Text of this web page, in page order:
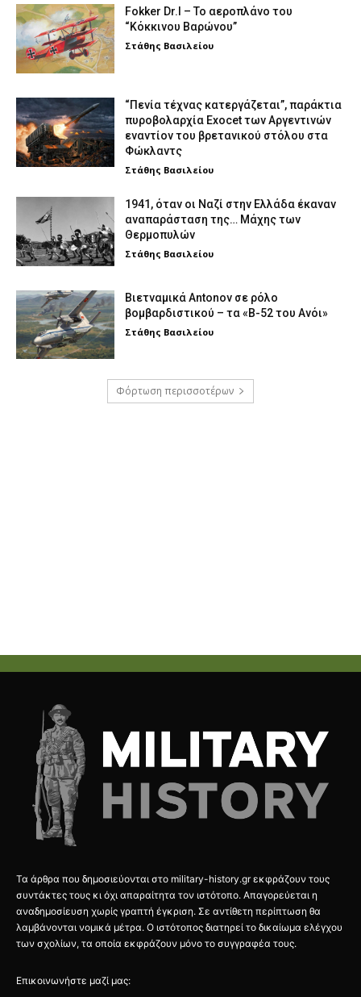
Fokker Dr.I – To αεροπλάνο του
“Κόκκινου Βαρώνου”
Στάθης Βασιλείου
“Πενία τέχνας κατεργάζεται”, παράκτια
πυροβολαρχία Exocet των Αργεντινών
εναντίον του βρετανικού στόλου στα
Φώκλαντς
Στάθης Βασιλείου
1941, όταν οι Ναζί στην Ελλάδα έκαναν
αναπαράσταση της… Μάχης των
Θερμοπυλών
Στάθης Βασιλείου
Βιετναμικά Antonov σε ρόλο
βομβαρδιστικού – τα «Β-52 του Ανόι»
Στάθης Βασιλείου
Φόρτωση περισσοτέρων
Τα άρθρα που δημοσιεύονται στο military-history.gr εκφράζουν τους
συντάκτες τους κι όχι απαραίτητα τον ιστότοπο. Απαγορεύεται η
αναδημοσίευση χωρίς γραπτή έγκριση. Σε αντίθετη περίπτωση θα
λαμβάνονται νομικά μέτρα. Ο ιστότοπος διατηρεί το δικαίωμα ελέγχου
των σχολίων, τα οποία εκφράζουν μόνο το συγγραφέα τους.
Επικοινωνήστε μαζί μας: